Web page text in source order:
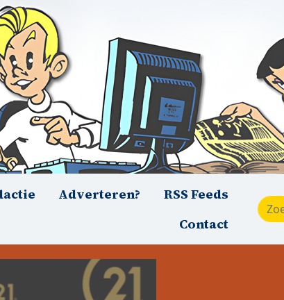
Adverteren?
RSS Feeds
Contact